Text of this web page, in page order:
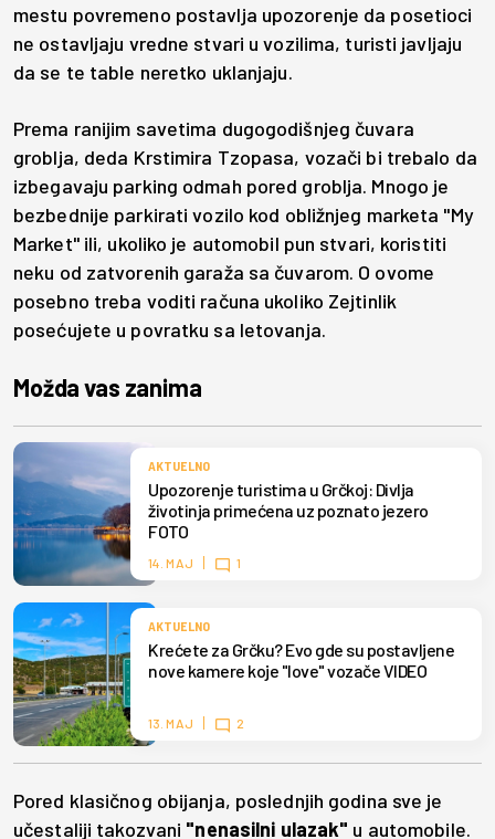
mestu povremeno postavlja upozorenje da posetioci
ne ostavljaju vredne stvari u vozilima, turisti javljaju
da se te table neretko uklanjaju.
Prema ranijim savetima dugogodišnjeg čuvara
groblja, deda Krstimira Tzopasa, vozači bi trebalo da
izbegavaju parking odmah pored groblja. Mnogo je
bezbednije parkirati vozilo kod obližnjeg marketa "My
Market" ili, ukoliko je automobil pun stvari, koristiti
neku od zatvorenih garaža sa čuvarom. O ovome
posebno treba voditi računa ukoliko Zejtinlik
posećujete u povratku sa letovanja.
Možda vas zanima
AKTUELNO
Upozorenje turistima u Grčkoj: Divlja
životinja primećena uz poznato jezero
FOTO
14. MAJ 1
AKTUELNO
Krećete za Grčku? Evo gde su postavljene
nove kamere koje "love" vozače VIDEO
13. MAJ 2
Pored klasičnog obijanja, poslednjih godina sve je
učestaliji takozvani "nenasilni ulazak" u automobile.